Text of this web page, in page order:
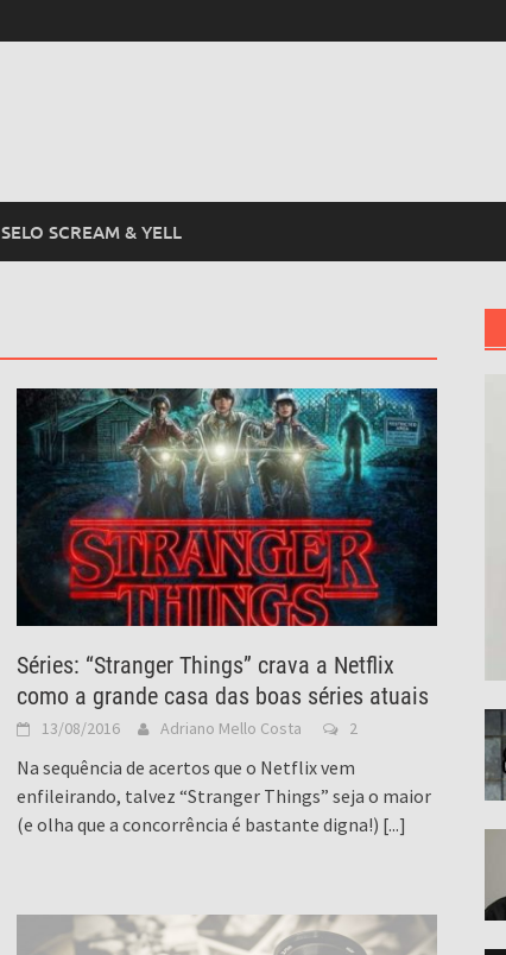
SELO SCREAM & YELL
Séries: “Stranger Things” crava a Netflix
como a grande casa das boas séries atuais
13/08/2016 Adriano Mello Costa 2
Na sequência de acertos que o Netflix vem
enfileirando, talvez “Stranger Things” seja o maior
(e olha que a concorrência é bastante digna!) [...]